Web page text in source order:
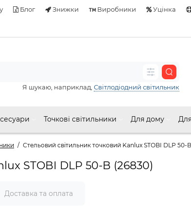
Блог Знижки Виробники Уцінка
Я шукаю, наприклад, Світлодіодний світильник
Точкові світильники Для дому
Стельовий світильник точковий Kanlux STOBI DLP 50-
STOBI DLP 50-B (26830)
Доставка та оплата